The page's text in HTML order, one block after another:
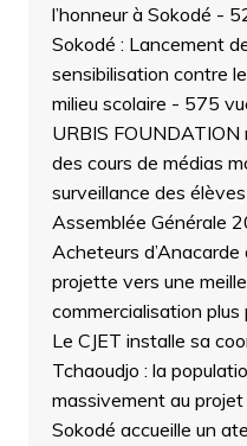
l’honneur à Sokodé -
Sokodé : Lancement
sensibilisation contre
milieu scolaire - 575
URBIS
des cours de médias
surveillance des élèves
Assemblée Générale
Acheteurs
projette vers une
commercialisation
Le CJET installe sa
Tchaoudjo : la
massivement au
Sokodé accueille un